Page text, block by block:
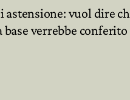
vuol dire
verrebbe